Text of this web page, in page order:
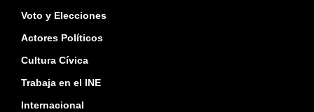
Voto y Elecciones
Actores Políticos
Cultura Cívica
Trabaja en el INE
Internacional